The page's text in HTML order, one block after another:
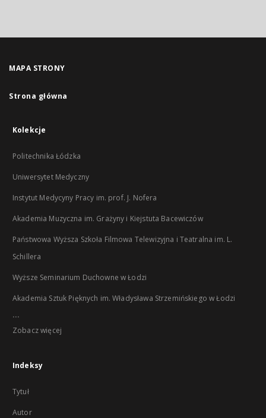
MAPA STRONY
Strona główna
Kolekcje
Politechnika Łódzka
Uniwersytet Medyczny
Instytut Medycyny Pracy im. prof. J. Nofera
Akademia Muzyczna im. Grażyny i Kiejstuta Bacewiczów
Państwowa Wyższa Szkoła Filmowa Telewizyjna i Teatralna im. L.
Schillera
Wyższe Seminarium Duchowne w Łodzi
Akademia Sztuk Pięknych im. Władysława Strzemińskiego w Łodzi
...
Zobacz więcej
Indeksy
Tytuł
Autor